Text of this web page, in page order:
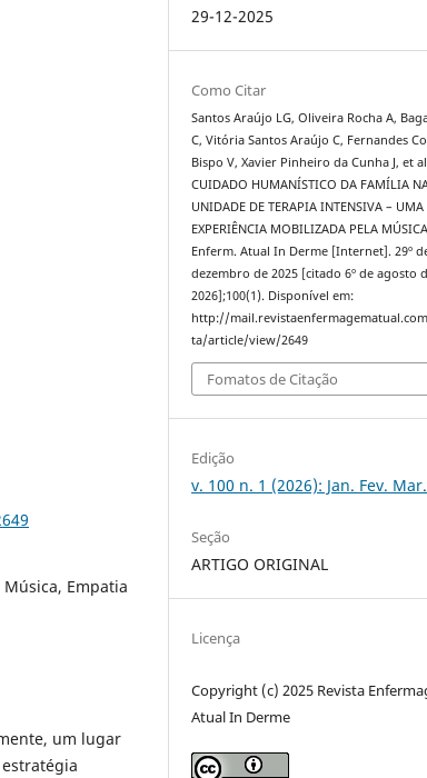
Empatia
um lugar
29-12-2025
Como Citar
Santos Araújo LG, Oliveira Rocha A,
C, Vitória Santos Araújo C, Fernandes
Bispo V, Xavier Pinheiro da Cunha J, et
CUIDADO HUMANÍSTICO DA FAMÍLIA
UNIDADE DE TERAPIA INTENSIVA – UMA
EXPERIÊNCIA MOBILIZADA PELA
Enferm. Atual In Derme [Internet]. 29º
dezembro de 2025 [citado 6º de agosto
2026];100(1). Disponível em:
http://
ta/article/view/2649
Fomatos de Citação
Edição
v. 100 n. 1 (2026): Jan. Fev. Mar.
Seção
ARTIGO ORIGINAL
Licença
Copyright (c) 2025 Revista
Atual In Derme